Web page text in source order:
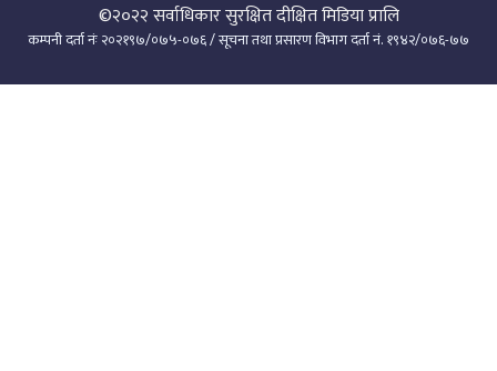
©२०२२सर्वाधिकार सुरक्षित दीक्षित मिडिया प्रालि
कम्पनी दर्ता नंः २०२१९७/०७५-०७६ / सूचना तथा प्रसारण विभाग दर्ता नं. १९४२/०७६-७७